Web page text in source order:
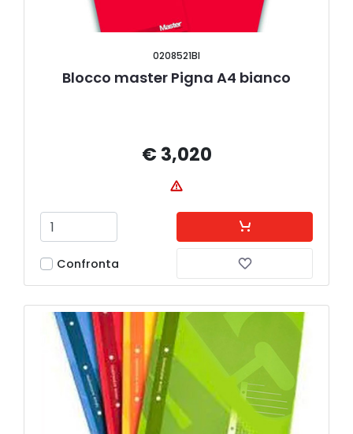
0208521BI
Blocco master Pigna A4 bianco
€ 3,020
Confronta